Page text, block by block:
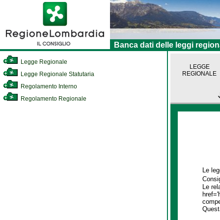
Banca dati delle leggi
Legge Regionale
Legge Regionale Statutaria
Regolamento Interno
Regolamento Regionale
LEGGE
REGIONALE
Le
Le